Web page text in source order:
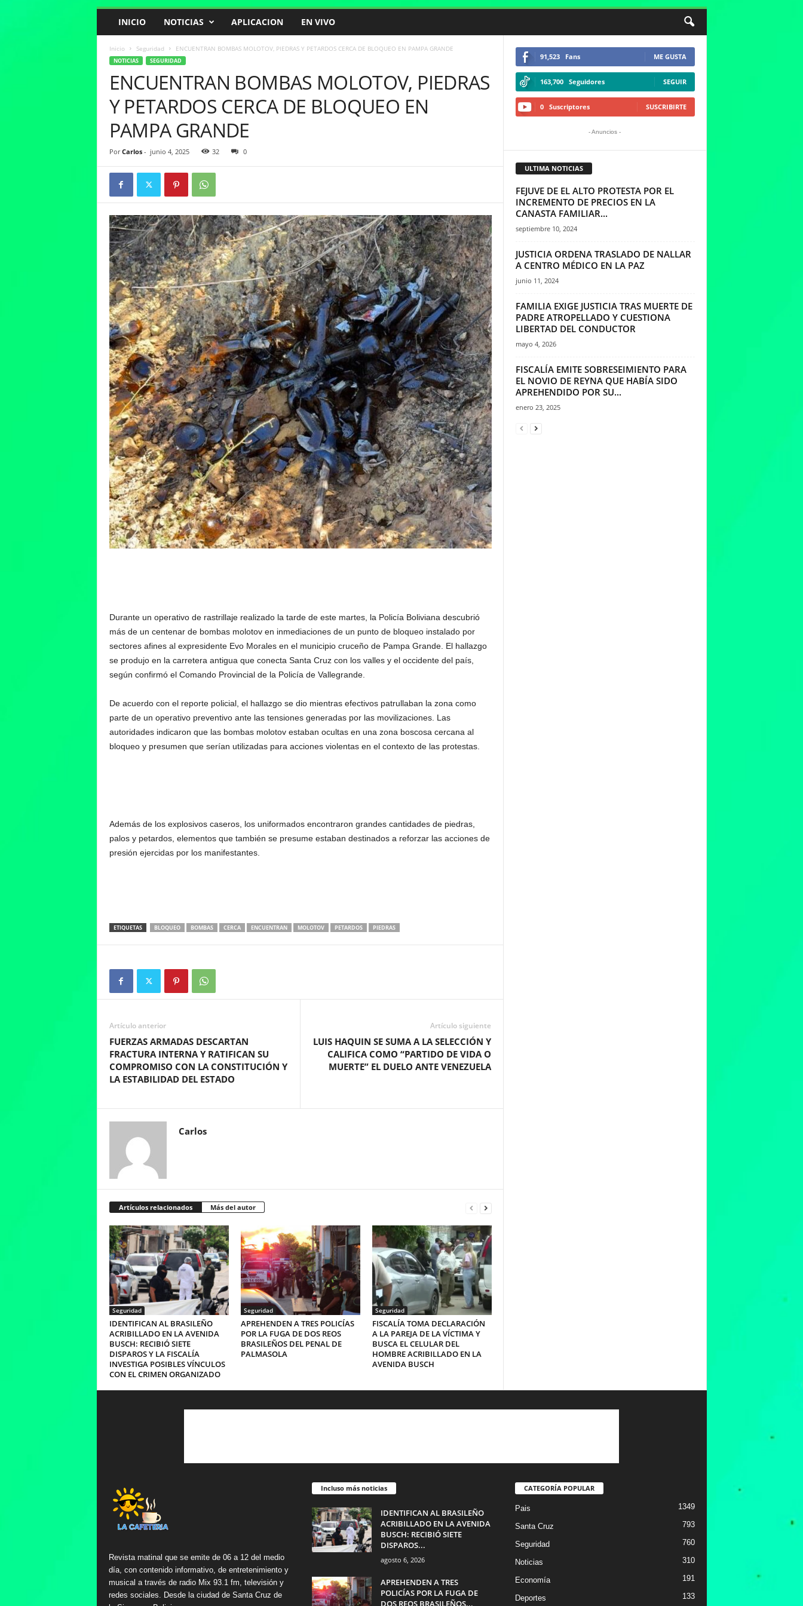
INICIO NOTICIAS APLICACION EN VIVO
Inicio Seguridad ENCUENTRAN BOMBAS MOLOTOV, PIEDRAS Y PETARDOS CERCA DE BLOQUEO EN PAMPA GRANDE
NOTICIAS SEGURIDAD
ENCUENTRAN BOMBAS MOLOTOV, PIEDRAS
Y PETARDOS CERCA DE BLOQUEO EN
PAMPA GRANDE
Por Carlos- junio 4, 2025 32 0
Durante un operativo de rastrillaje realizado la tarde de este martes, la Policía Boliviana descubrió
más de un centenar de bombas molotov en inmediaciones de un punto de bloqueo instalado por
sectores afines al expresidente Evo Morales en el municipio cruceño de Pampa Grande. El hallazgo
se produjo en la carretera antigua que conecta Santa Cruz con los valles y el occidente del país,
según confirmó el Comando Provincial de la Policía de Vallegrande.
De acuerdo con el reporte policial, el hallazgo se dio mientras efectivos patrullaban la zona como
parte de un operativo preventivo ante las tensiones generadas por las movilizaciones. Las
autoridades indicaron que las bombas molotov estaban ocultas en una zona boscosa cercana al
bloqueo y presumen que serían utilizadas para acciones violentas en el contexto de las protestas.
Además de los explosivos caseros, los uniformados encontraron grandes cantidades de piedras,
palos y petardos, elementos que también se presume estaban destinados a reforzar las acciones de
presión ejercidas por los manifestantes.
ETIQUETAS BLOQUEO BOMBAS CERCA ENCUENTRAN MOLOTOV PETARDOS PIEDRAS
Artículo anterior
FUERZAS ARMADAS DESCARTAN
FRACTURA INTERNA Y RATIFICAN SU
COMPROMISO CON LA CONSTITUCIÓN Y
LA ESTABILIDAD DEL ESTADO
Artículo siguiente
LUIS HAQUIN SE SUMA A LA SELECCIÓN Y
CALIFICA COMO “PARTIDO DE VIDA O
MUERTE” EL DUELO ANTE VENEZUELA
Carlos
Artículos relacionados Más del autor
Seguridad
IDENTIFICAN AL BRASILEÑO
ACRIBILLADO EN LA AVENIDA
BUSCH: RECIBIÓ SIETE
DISPAROS Y LA FISCALÍA
INVESTIGA POSIBLES VÍNCULOS
CON EL CRIMEN ORGANIZADO
Seguridad
APREHENDEN A TRES POLICÍAS
POR LA FUGA DE DOS REOS
BRASILEÑOS DEL PENAL DE
PALMASOLA
Seguridad
FISCALÍA TOMA DECLARACIÓN
A LA PAREJA DE LA VÍCTIMA Y
BUSCA EL CELULAR DEL
HOMBRE ACRIBILLADO EN LA
AVENIDA BUSCH
91,523 Fans ME GUSTA
163,700 Seguidores SEGUIR
0 Suscriptores SUSCRIBIRTE
- Anuncios -
ULTIMA NOTICIAS
FEJUVE DE EL ALTO PROTESTA POR EL
INCREMENTO DE PRECIOS EN LA
CANASTA FAMILIAR...
septiembre 10, 2024
JUSTICIA ORDENA TRASLADO DE NALLAR
A CENTRO MÉDICO EN LA PAZ
junio 11, 2024
FAMILIA EXIGE JUSTICIA TRAS MUERTE DE
PADRE ATROPELLADO Y CUESTIONA
LIBERTAD DEL CONDUCTOR
mayo 4, 2026
FISCALÍA EMITE SOBRESEIMIENTO PARA
EL NOVIO DE REYNA QUE HABÍA SIDO
APREHENDIDO POR SU...
enero 23, 2025
Revista matinal que se emite de 06 a 12 del medio
día, con contenido informativo, de entretenimiento y
musical a través de radio Mix 93.1 fm, televisión y
redes sociales. Desde la ciudad de Santa Cruz de
Incluso más noticias
IDENTIFICAN AL BRASILEÑO
ACRIBILLADO EN LA AVENIDA
BUSCH: RECIBIÓ SIETE
DISPAROS...
agosto 6, 2026
APREHENDEN A TRES
POLICÍAS POR LA FUGA DE
DOS REOS BRASILEÑOS...
CATEGORÍA POPULAR
Pais 1349
Santa Cruz 793
Seguridad 760
Noticias 310
Economía 191
Deportes 133